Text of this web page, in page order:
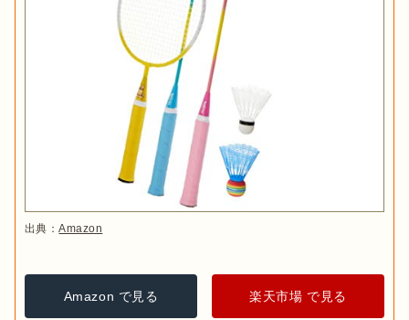
出典：Amazon
Amazon で見る 楽天市場 で見る